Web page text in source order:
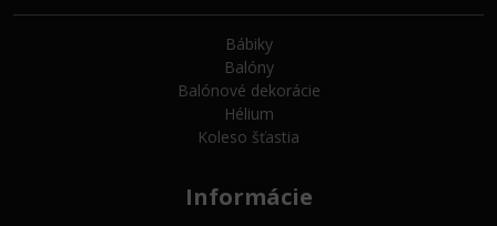
Bábiky
Balóny
Balónové dekorácie
Hélium
Koleso šťastia
Informácie